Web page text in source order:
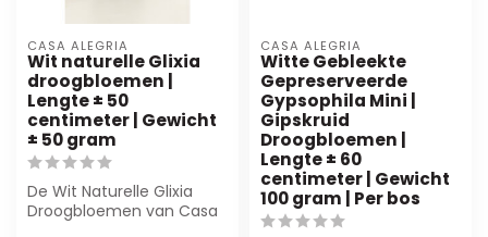
CASA ALEGRIA
Wit naturelle Glixia
droogbloemen |
Lengte ± 50
centimeter | Gewicht
± 50 gram
De Wit Naturelle Glixia
Droogbloemen van Casa
CASA ALEGRIA
Witte Gebleekte
Gepreserveerde
Gypsophila Mini |
Gipskruid
Droogbloemen |
Lengte ± 60
centimeter | Gewicht
100 gram | Per bos